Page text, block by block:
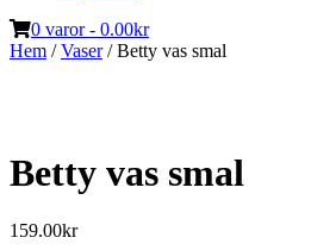
0 varor - 0.00kr
Hem /Vaser/ Betty vas smal
Betty vas smal
159.00kr